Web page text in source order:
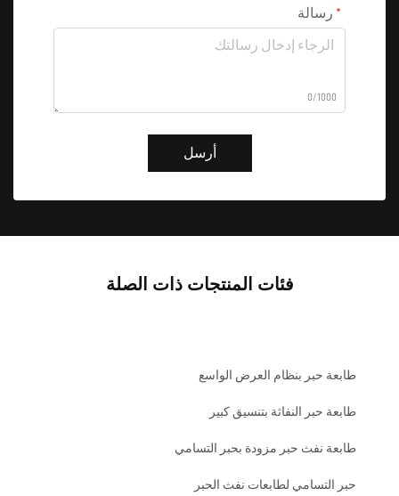
رسالة
0/1000
أرسل
فئات المنتجات ذات الصلة
طابعة حبر بنظام العرض الواسع
طابعة حبر النفاثة بتنسيق كبير
طابعة نفث حبر مزودة بحبر التسامي
حبر التسامي لطابعات نفث الحبر